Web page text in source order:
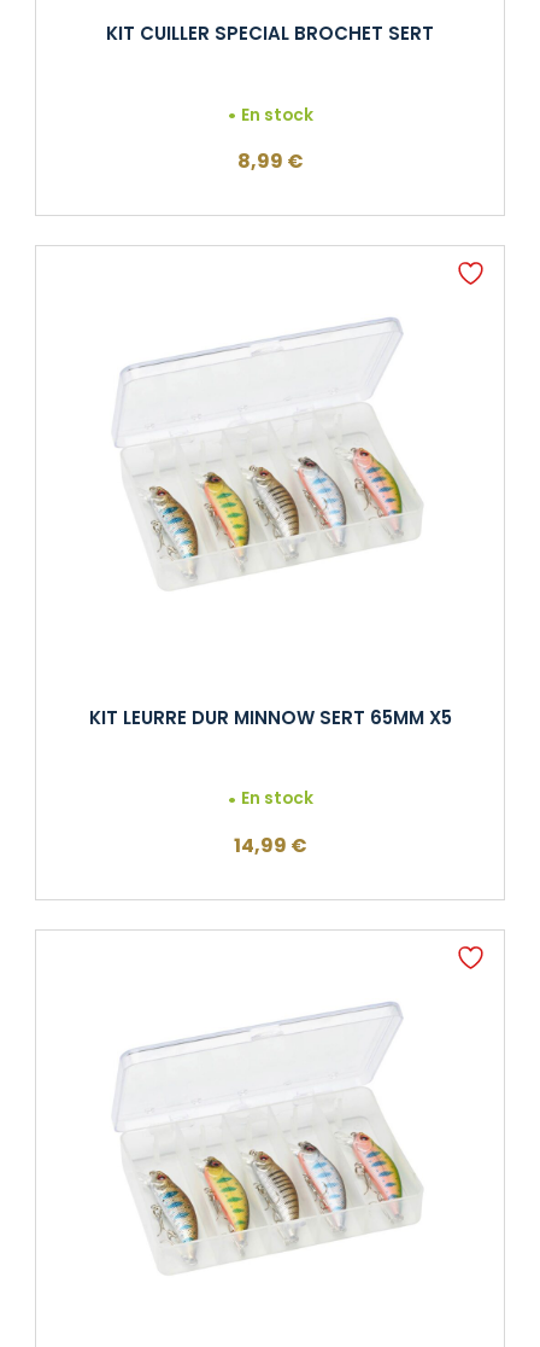
KIT CUILLER SPECIAL BROCHET SERT
En stock
8,99 €
KIT LEURRE DUR MINNOW SERT 65MM X5
En stock
14,99 €